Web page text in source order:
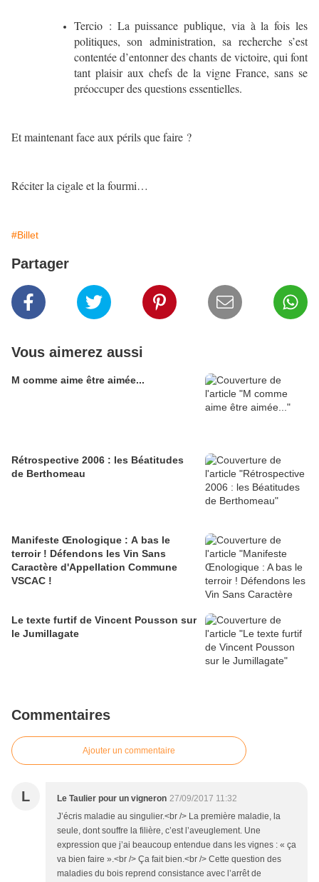
Tercio : La puissance publique, via à la fois les
politiques, son administration, sa recherche s’est
contentée d’entonner des chants de victoire, qui font
tant plaisir aux chefs de la vigne France, sans se
préoccuper des questions essentielles.
Et maintenant face aux périls que faire ?
Réciter la cigale et la fourmi…
#Billet
Partager
Vous aimerez aussi
M comme aime être aimée...
Rétrospective 2006 : les Béatitudes
de Berthomeau
Manifeste Œnologique : A bas le
terroir ! Défendons les Vin Sans
Caractère d'Appellation Commune
VSCAC !
Le texte furtif de Vincent Pousson sur
le Jumillagate
Commentaires
Ajouter un commentaire
L Le Taulier pour un vigneron 27/09/2017 11:32
J’écris maladie au singulier.<br /> La première maladie, la
seule, dont souffre la filière, c’est l’aveuglement. Une
expression que j’ai beaucoup entendue dans les vignes : « ça
va bien faire ».<br /> Ça fait bien.<br /> Cette question des
maladies du bois reprend consistance avec l’arrêt de